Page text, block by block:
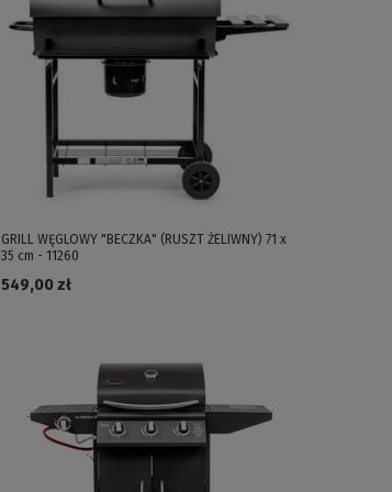
GRILL WĘGLOWY "BECZKA" (RUSZT ŻELIWNY) 71 x
35 cm - 11260
549,00 zł